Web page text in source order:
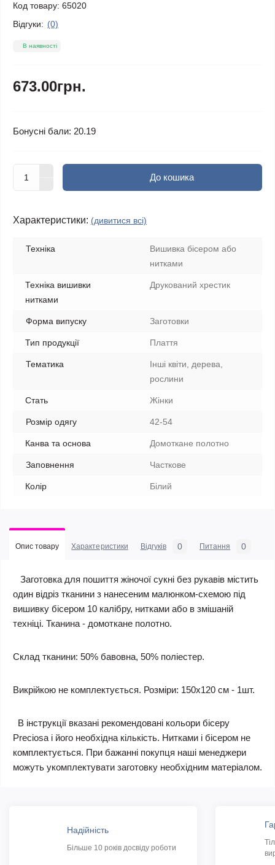
Код товару: 65020
Відгуки: (0)
В наявності
673.00грн.
Бонусні бали: 20.19
До кошика
Характеристики: (дивитися всі)
Техніка
Вишивка бісером або
нитками
Техніка вишивки
нитками
Друкований хрестик
Форма випуску Заготовки
Тип продукції Плаття
Тематика
Інші квіти, дерева,
рослини
Стать Жінки
Розмір одягу 42-54
Канва та основа Домоткане полотно
Заповнення Часткове
Колір Білий
Опис товару Характеристики Відгуків 0 Питання 0
Заготовка для пошиття жіночої сукні без рукавів містить
один відріз тканини з нанесеним малюнком-схемою під
вишивку бісером 10 калібру, нитками або в змішаній
техніці. Тканина - домоткане полотно.
Склад тканини: 50% бавовна, 50% поліестер.
Викрійкою не комплектується. Розміри: 150х120 см - 1шт.
В інструкції вказані рекомендовані кольори бісеру
Preciosa і його необхідна кількість. Нитками і бісером не
комплектується. При бажанні покупця наші менеджери
можуть укомплектувати заготовку необхідним матеріалом.
Надійність
Більше 10 років досвіду роботи